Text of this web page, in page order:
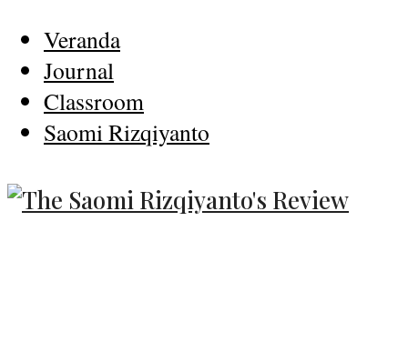
Veranda
Journal
Classroom
Saomi Rizqiyanto